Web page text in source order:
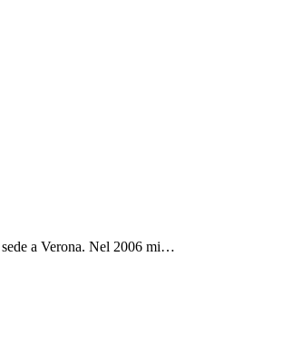
sede a Verona. Nel 2006 mi…